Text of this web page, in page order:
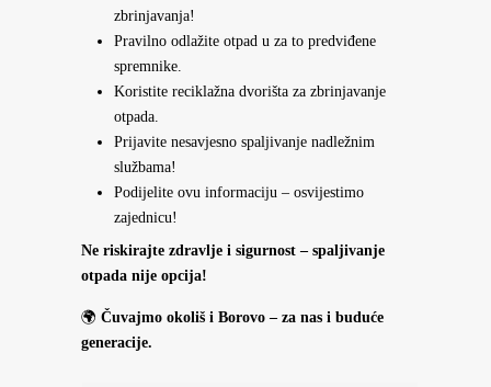
zbrinjavanja!
Pravilno odlažite otpad u za to predviđene
spremnike.
Koristite reciklažna dvorišta za zbrinjavanje
otpada.
Prijavite nesavjesno spaljivanje nadležnim
službama!
Podijelite ovu informaciju – osvijestimo
zajednicu!
Ne riskirajte zdravlje i sigurnost – spaljivanje
otpada nije opcija!
🌍 Čuvajmo okoliš i Borovo – za nas i buduće
generacije.